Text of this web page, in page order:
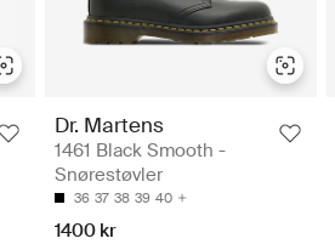
Dr. Martens
1461 Black Smooth -
Snørestøvler
36 37 38 39 40
1400 kr